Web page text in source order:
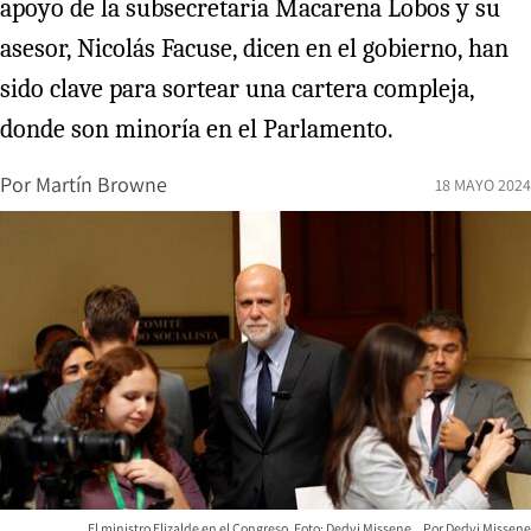
apoyo de la subsecretaria Macarena Lobos y su
asesor, Nicolás Facuse, dicen en el gobierno, han
sido clave para sortear una cartera compleja,
donde son minoría en el Parlamento.
Por Martín Browne 18 MAYO 2024